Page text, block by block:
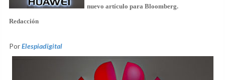
nuevo artículo para Bloomberg.
Redacción
PorElespiadigital